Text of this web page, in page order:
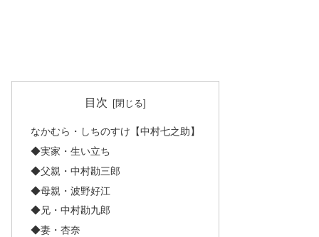
目次
なかむら・しちのすけ【中村七之助】
◆実家・生い立ち
◆父親・中村勘三郎
◆母親・波野好江
◆兄・中村勘九郎
◆妻・杏奈